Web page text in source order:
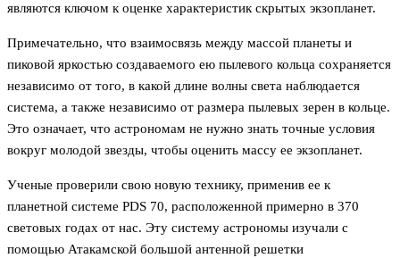
являются ключом к оценке характеристик скрытых экзопланет.
Примечательно, что взаимосвязь между массой планеты и
пиковой яркостью создаваемого ею пылевого кольца сохраняется
независимо от того, в какой длине волны света наблюдается
система, а также независимо от размера пылевых зерен в кольце.
Это означает, что астрономам не нужно знать точные условия
вокруг молодой звезды, чтобы оценить массу ее экзопланет.
Ученые проверили свою новую технику, применив ее к
планетной системе PDS 70, расположенной примерно в 370
световых годах от нас. Эту систему астрономы изучали с
помощью Атакамской большой антенной решетки